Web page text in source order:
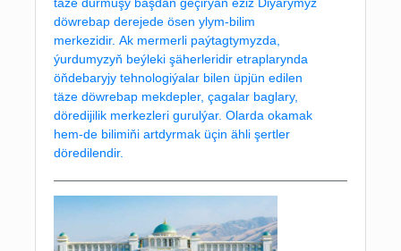
döwrebap derejede ösen ylym-bilim
merkezidir. Ak mermerli paýtagtymyzda,
ýurdumyzyň beýleki şäherleridir etraplarynda
öňdebaryjy tehnologiýalar bilen üpjün edilen
täze döwrebap mekdepler, çagalar baglary,
döredijilik merkezleri gurulýar. Olarda okamak
hem-de bilimiňi artdyrmak üçin ähli şertler
döredilendir.